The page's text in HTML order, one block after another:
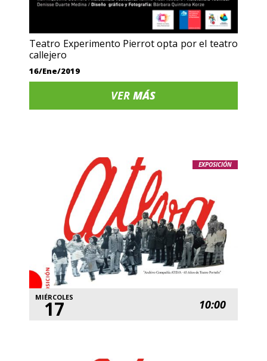
Teatro Experimento Pierrot opta por el teatro
callejero
16/Ene/2019
VERMÁS
EXPOSICIÓN
MIÉRCOLES
17 10:00